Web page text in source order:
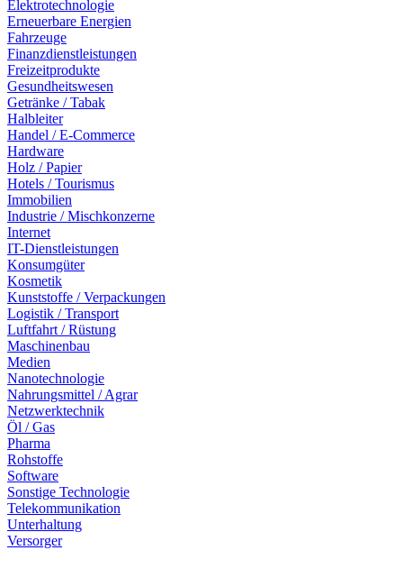
Elektrotechnologie
Erneuerbare Energien
Fahrzeuge
Finanzdienstleistungen
Freizeitprodukte
Gesundheitswesen
Getränke / Tabak
Halbleiter
Handel / E-Commerce
Hardware
Holz / Papier
Hotels / Tourismus
Immobilien
Industrie / Mischkonzerne
Internet
IT-Dienstleistungen
Konsumgüter
Kosmetik
Kunststoffe / Verpackungen
Logistik / Transport
Luftfahrt / Rüstung
Maschinenbau
Medien
Nanotechnologie
Nahrungsmittel / Agrar
Netzwerktechnik
Öl / Gas
Pharma
Rohstoffe
Software
Sonstige Technologie
Telekommunikation
Unterhaltung
Versorger